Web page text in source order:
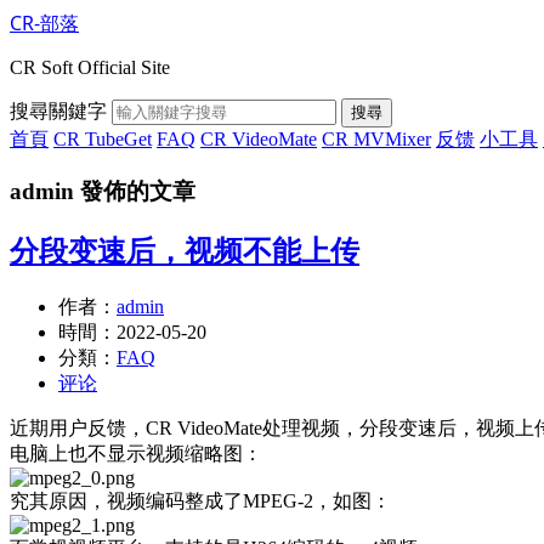
CR-部落
CR Soft Official Site
搜尋關鍵字 搜尋
首頁 CR TubeGet FAQ CR VideoMate CR MVMixer 反馈 小工具
admin 發佈的文章
分段变速后，视频不能上传
作者： admin
時間： 2022-05-20
分類： FAQ
评论
近期用户反馈，CR VideoMate处理视频，分段变速后，视频上
电脑上也不显示视频缩略图：
究其原因，视频编码整成了MPEG-2，如图：